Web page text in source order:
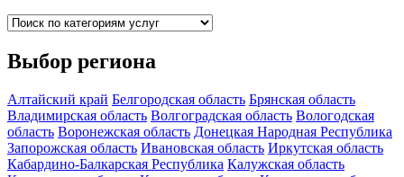
Выбор региона
Алтайский край Белгородская область Брянская область
Владимирская область Волгоградская область Вологодская
область Воронежская область Донецкая Народная Республика
Запорожская область Ивановская область Иркутская область
Кабардино-Балкарская Республика Калужская область